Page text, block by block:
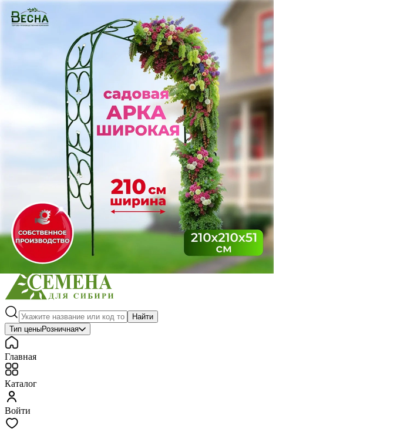
Выберите город
Обратный звонокЗаказать обратный звонок
Газонные травы, сидераты
Горшки, рассадники, аксессуары
Посадочный материал
Садовый инструмент, инвентарь
Консервирование
Средства защиты, удобрения, добавки, химия
Обустройство сада, декор
Найти
Тип ценыРозничная
Главная
Каталог
Войти